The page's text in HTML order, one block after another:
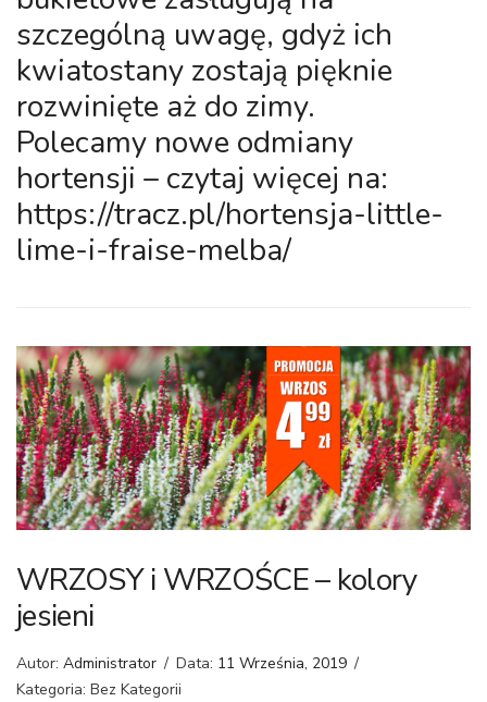
szczególną uwagę, gdyż ich
kwiatostany zostają pięknie
rozwinięte aż do zimy.
Polecamy nowe odmiany
hortensji – czytaj więcej na:
https://tracz.pl/hortensja-little-
lime-i-fraise-melba/
WRZOSY i WRZOŚCE – kolory
jesieni
Autor: Administrator / Data: 11 Września, 2019 /
Kategoria: Bez Kategorii